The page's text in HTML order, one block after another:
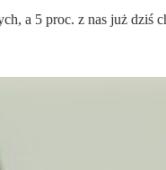
a 5 proc. z nas już dziś